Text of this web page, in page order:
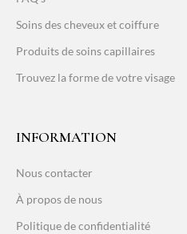
Soins des cheveux et coiffure
Produits de soins capillaires
Trouvez la forme de votre visage
INFORMATION
Nous contacter
À propos de nous
Politique de confidentialité